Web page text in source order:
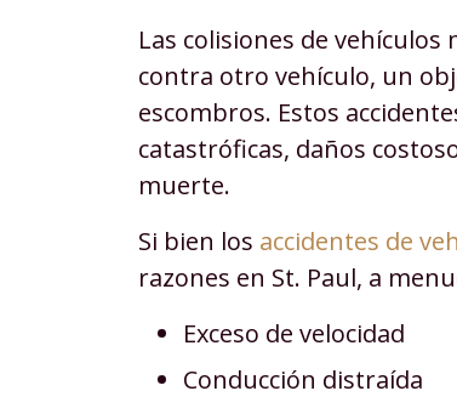
Las colisiones de
contra otro vehículo, un
escombros. Estos
catastróficas, daños
muerte.
Si bien los accidentes de
razones en St. Paul, a
Exceso de velocidad
Conducción distraída